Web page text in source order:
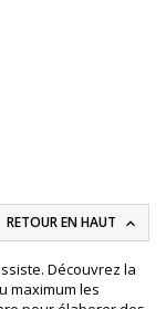
RETOUR EN HAUT 
Découvrez la
maximum les